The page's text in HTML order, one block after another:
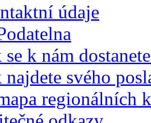
údaje
se k nám
najdete svého
regionálních